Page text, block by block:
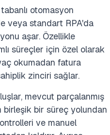
otomasyon
veya standart RPA'da
aşar. Özellikle
süreçler için özel olarak
okumadan fatura
zinciri sağlar.
mevcut parçalanmış
birleşik bir süreç yolundan
ve manuel